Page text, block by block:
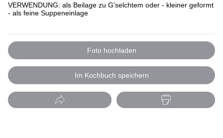
VERWENDUNG: als Beilage zu G'selchtem oder - kleiner geformt
- als feine Suppeneinlage
Foto hochladen
Im Kochbuch speichern